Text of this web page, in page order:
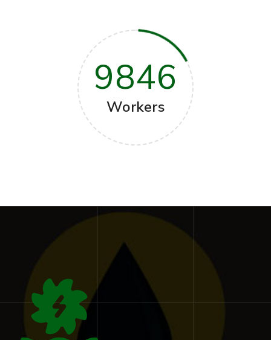
9846
Workers